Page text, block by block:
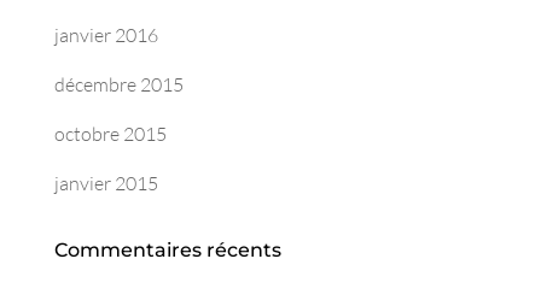
janvier 2016
décembre 2015
octobre 2015
janvier 2015
Commentaires récents